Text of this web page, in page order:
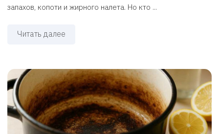
запахов, копоти и жирного налета. Но кто ...
Читать далее